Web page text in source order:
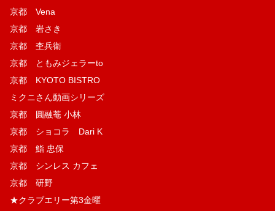
京都 Vena
京都 岩さき
京都 杢兵衛
京都 ともみジェラーto
京都 KYOTO BISTRO
ミクニさん動画シリーズ
京都 圓融菴 小林
京都 ショコラ Dari K
京都 鮨 忠保
京都 シンレス カフェ
京都 研野
★クラブエリー第3金曜